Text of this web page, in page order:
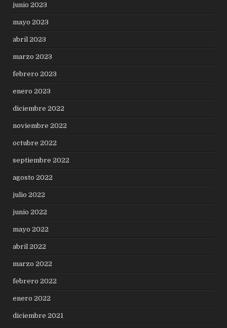
junio 2023
mayo 2023
abril 2023
marzo 2023
febrero 2023
enero 2023
diciembre 2022
noviembre 2022
octubre 2022
septiembre 2022
agosto 2022
julio 2022
junio 2022
mayo 2022
abril 2022
marzo 2022
febrero 2022
enero 2022
diciembre 2021